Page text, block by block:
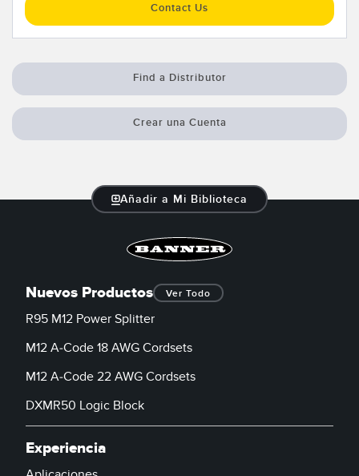
Contact Us
Find a Distributor
Crear una Cuenta
Añadir a Mi Biblioteca
Nuevos Productos Ver Todo
R95 M12 Power Splitter
M12 A-Code 18 AWG Cordsets
M12 A-Code 22 AWG Cordsets
DXMR50 Logic Block
Experiencia